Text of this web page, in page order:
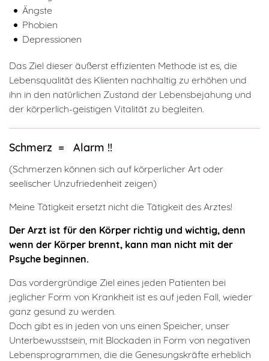
Ängste
Phobien
Depressionen
Das Ziel dieser äußerst effizienten Methode ist es, die
Lebensqualität des Klienten nachhaltig zu erhöhen und
ihn in den natürlichen Zustand der Lebensbejahung und
der körperlich-geistigen Vitalität zu begleiten.
Schmerz = Alarm !!
(Schmerzen können sich auf körperlicher Art oder
seelischer Unzufriedenheit zeigen)
Meine Tätigkeit ersetzt nicht die Tätigkeit des Arztes!
Der Arzt ist für den Körper richtig und wichtig, denn
wenn der Körper brennt, kann man nicht mit der
Psyche beginnen.
Das vordergründige Ziel eines jeden Patienten bei
jeglicher Form von Krankheit ist es auf jeden Fall, wieder
ganz gesund zu werden.
Doch gibt es in jeden von uns einen Speicher, unser
Unterbewusstsein, mit Blockaden in Form von negativen
Lebensprogrammen, die die Genesungskräfte erheblich